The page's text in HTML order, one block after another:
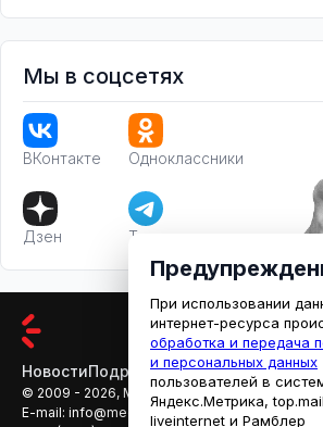
Мы в соцсетях
ВКонтакте Одноклассники
Дзен Телеграм
НовостиПодробностиАфишаКино
© 2009 - 2026, МЕДИАРЯЗАНЬ
E-mail: info@mediaryazan.ru
При использовании
интернет-ресурса
обработка и передача
и персональных данных
пользователей в
Яндекс.Метрика,
liveinternet и Рамблер